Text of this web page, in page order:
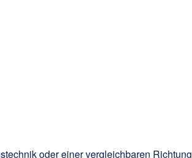
oder einer vergleichbaren Richtung